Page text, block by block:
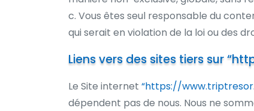
c. Vous êtes seul responsable du
qui serait en violation de la loi ou des
Liens vers des sites tiers sur
Le Site internet “https://
dépendent pas de nous. Nous ne